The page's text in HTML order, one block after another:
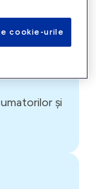
și
cookie-urile